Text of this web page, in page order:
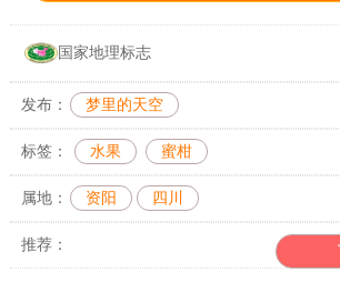
国家地理标志
发布： 梦里的天空
标签： 水果 蜜柑
属地： 资阳 四川
推荐：